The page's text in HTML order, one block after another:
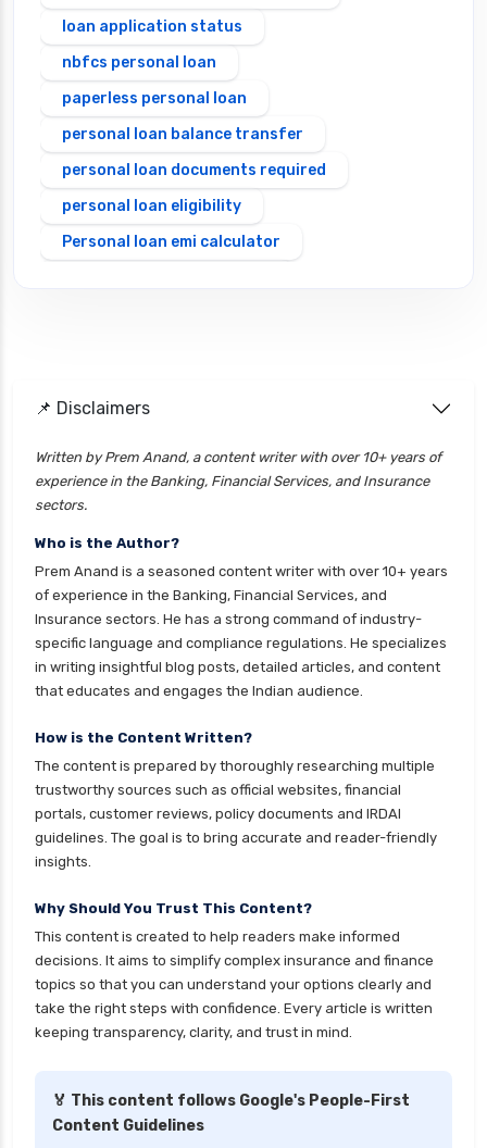
loan application status
nbfcs personal loan
paperless personal loan
personal loan balance transfer
personal loan documents required
personal loan eligibility
Personal loan emi calculator
finance
personal loan eligibility icici
personal loan eligibility incred
personal loan eligibility indusind bank
personal loan eligibility kotak
personal loan eligibility shriram
personal loan eligibility tata capital
personal loan eligibility yes bank
personal loan for ca
personal loan for defence personnel
personal loan for doctors
personal loan for it professionals
personal loan for marriage
personal loan for nri
personal loan for pensioners
personal loan for self employed
personal loan for women
📌 Disclaimers
Written by Prem Anand, a content writer with over 10+ years of
experience in the Banking, Financial Services, and Insurance
sectors.
Who is the Author?
Prem Anand is a seasoned content writer with over 10+ years
of experience in the Banking, Financial Services, and
Insurance sectors. He has a strong command of industry-
specific language and compliance regulations. He specializes
in writing insightful blog posts, detailed articles, and content
that educates and engages the Indian audience.
How is the Content Written?
The content is prepared by thoroughly researching multiple
trustworthy sources such as official websites, financial
portals, customer reviews, policy documents and IRDAI
guidelines. The goal is to bring accurate and reader-friendly
insights.
Why Should You Trust This Content?
This content is created to help readers make informed
decisions. It aims to simplify complex insurance and finance
topics so that you can understand your options clearly and
take the right steps with confidence. Every article is written
keeping transparency, clarity, and trust in mind.
🏅 This content follows Google's People-First
Content Guidelines